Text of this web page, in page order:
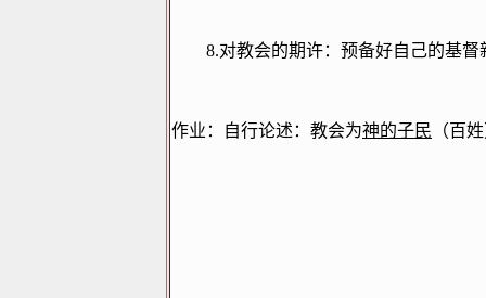
8.对教会的期许：预备好自己的基督
作业：自行论述：教会为神的子民 （百